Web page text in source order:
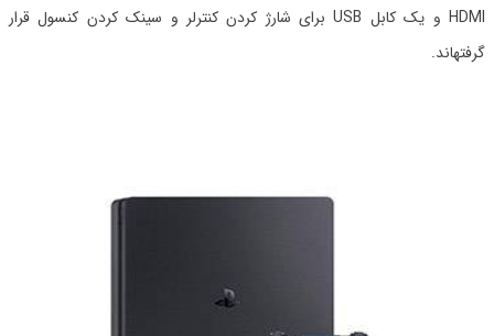
HDMI و یک کابل USB برای شارژ کردن کنترلر و سینک کردن کنسول قرار
گرفتهاند.